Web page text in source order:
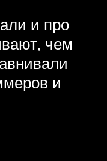
и про
чем
и